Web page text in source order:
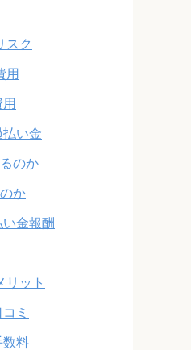
スク
用
払い金
のか
か
金報酬
リット
ミ
数料